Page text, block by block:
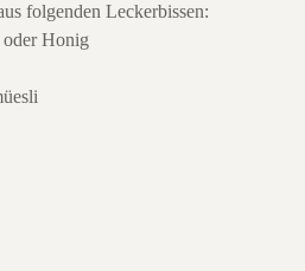
folgenden Leckerbissen:
Honig